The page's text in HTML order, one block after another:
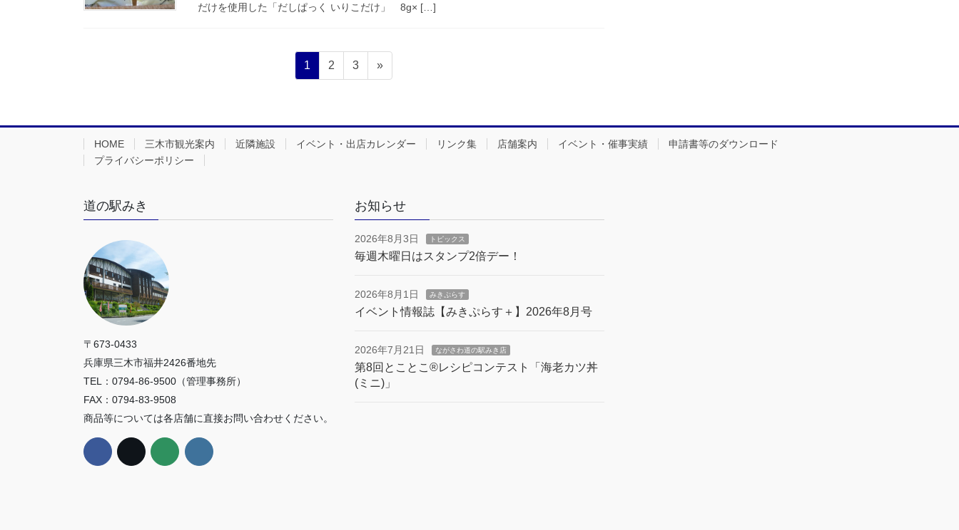
だけを使用した「だしぱっく いりこだけ」 8g× […]
ペ
ー
送
り
固
定
ジ
1
固
定
ジ
2
固
定
ジ
3 »
HOME 三木市観光案内 近隣施設 イベント・出店カレンダー リンク集 店舗案内 イベント・催事実績
申請書等のダウンロード
プライバシーポリシー
道の駅みき
〒673-0433
兵庫県三木市福井2426番地先
TEL：0794-86-9500（管理事務所）
FAX：0794-83-9508
商品等については各店舗に直接お問い合わせください。
お知らせ
2026年8月3日 トピックス
毎週木曜日はスタンプ2倍デー！
2026年8月1日 みきぷらす
イベント情報誌【みきぷらす＋】2026年8月号
2026年7月21日 ながさわ道の駅みき店
第8回とことこ®︎レシピコンテスト「海老カツ丼
(ミニ)」